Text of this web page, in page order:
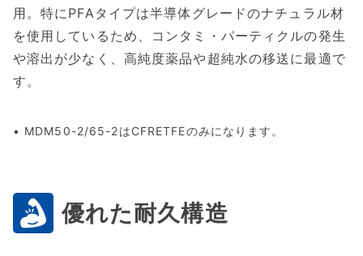
用。特にPFAタイプは半導体グレードのナチュラル材
を使用しているため、コンタミ・パーティクルの発生
や溶出が少なく、高純度薬品や超純水の移送に最適で
す。
• MDM50-2/65-2はCFRETFEのみになります。
優れた耐久構造